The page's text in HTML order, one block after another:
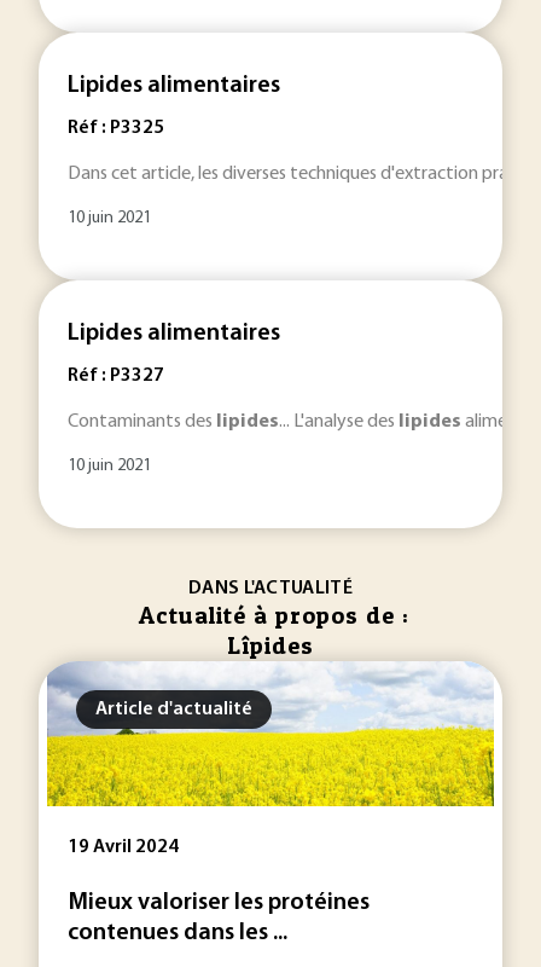
Lipides alimentaires
Réf : P3325
Dans cet article, les diverses techniques d'extraction
10 juin 2021
Lipides alimentaires
Réf : P3327
Contaminants des lipides... L'analyse des lipides
10 juin 2021
DANS L'ACTUALITÉ
Actualité à propos de :
Lîpides
Article d'actualité
19 Avril 2024
Mieux valoriser les protéines
contenues dans les ...